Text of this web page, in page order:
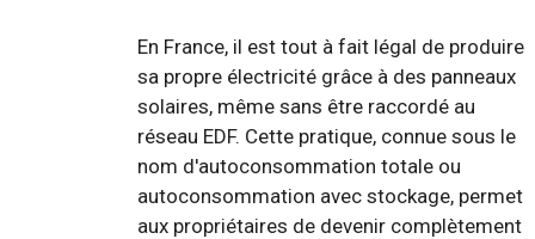
En France, il est tout à fait légal de produire
sa propre électricité grâce à des panneaux
solaires, même sans être raccordé au
réseau EDF. Cette pratique, connue sous le
nom d'autoconsommation totale ou
autoconsommation avec stockage, permet
aux propriétaires de devenir complètement